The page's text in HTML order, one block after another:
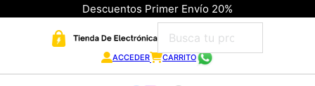
Descuentos Primer Envío 20%
ACCEDER CARRITO